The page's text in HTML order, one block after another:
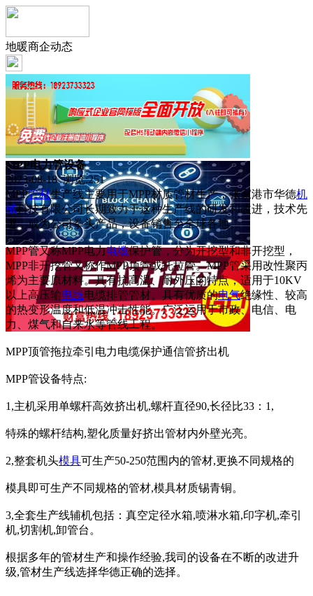
地暖商企动态
MPP电力管设备
2023-08-18 浏览:251
MPP管材生产线主要用于MPP材质管材生产，张家港市华德机
械科技有限公司长期致力于这种生产线的研发和改进，技术先
进，成为公司拳头产品，设备销售至全球各地。
MPP管又称MPP电力电缆保护管，分为开挖型和非开挖型，
MPP非开挖管又称作MPP顶管或托拉管。MPP管采用改性聚丙
烯为主要原材料。具有抗高温、耐外压的特点，适用于10KV
以上高压输电线电缆排管管材。具有优质的电气绝缘性、较高
的热变形温度和低温冲击性能。广泛运用于市政、电信、电
力、煤气和自来水等管线工程。
MPP顶管拖拉牵引电力电缆保护通信管挤出机
MPP管设备特点:
1,主机采用单螺杆高效挤出机,螺杆直径90,长径比33：1,
特殊的螺杆结构,塑化质量好挤出管材内外壁光亮。
2,整套机头模具可生产50-250范围内的管材,更换不同规格的
模具即可生产不同规格的管材,模具材质锡青铜。
3,全套生产线辅机包括：真空定径水箱,喷淋水箱,印字机,牵引
机,切割机,卸管台。
根据多年的管材生产和操作经验,我司的设备在不断的改进升
级,管材生产线选择华德正确的选择。